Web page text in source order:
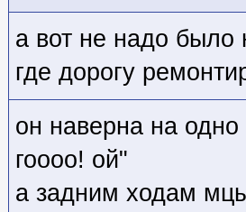
а вот не надо было
где дорогу
он наверна на
гоооо! ой"
а задним ходам